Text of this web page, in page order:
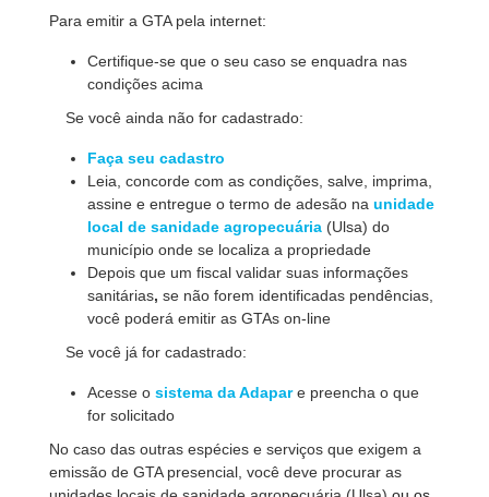
Para emitir a GTA pela internet:
Certifique-se que o seu caso se enquadra nas
condições acima
Se você ainda não for cadastrado:
Faça seu cadastro
Leia, concorde com as condições, salve, imprima,
assine e entregue o termo de adesão na unidade
local de sanidade agropecuária (Ulsa) do
município onde se localiza a propriedade
Depois que um fiscal validar suas informações
sanitárias, se não forem identificadas pendências,
você poderá emitir as GTAs on-line
Se você já for cadastrado:
Acesse o sistema da Adapare preencha o que
for solicitado
No caso das outras espécies e serviços que exigem a
emissão de GTA presencial, você deve procurar as